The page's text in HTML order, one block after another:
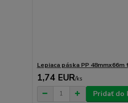
Lepiaca páska PP
1,74 EUR/ks
Pridať do